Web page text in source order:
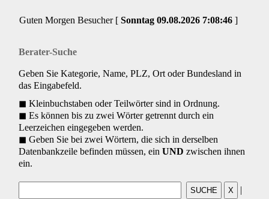
Guten Morgen Besucher [ Sonntag 09.08.2026 7:08:46 ]
Berater-Suche
Geben Sie Kategorie, Name, PLZ, Ort oder Bundesland in
das Eingabefeld.
◼ Kleinbuchstaben oder Teilwörter sind in Ordnung.
◼ Es können bis zu zwei Wörter getrennt durch ein
Leerzeichen eingegeben werden.
◼ Geben Sie bei zwei Wörtern, die sich in derselben
Datenbankzeile befinden müssen, ein UND zwischen ihnen
ein.
|